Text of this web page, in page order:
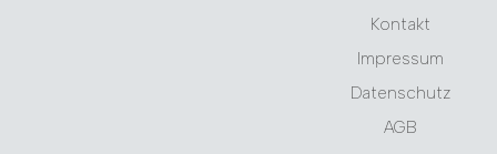
Kontakt
Impressum
Datenschutz
AGB